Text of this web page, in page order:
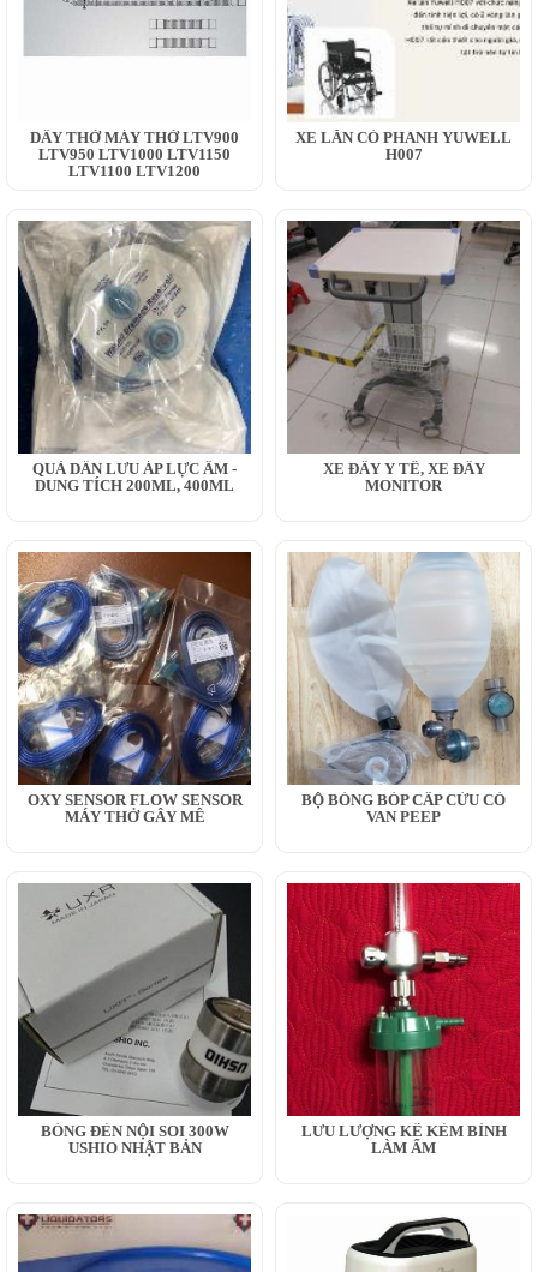
DÂY THỞ MÁY THỞ LTV900
LTV950 LTV1000 LTV1150
LTV1100 LTV1200
XE LĂN CÓ PHANH YUWELL
H007
QUẢ DẪN LƯU ÁP LỰC ÂM -
DUNG TÍCH 200ML, 400ML
XE ĐẨY Y TẾ, XE ĐẨY
MONITOR
OXY SENSOR FLOW SENSOR
MÁY THỞ GÂY MÊ
BỘ BÓNG BÓP CẤP CỨU CÓ
VAN PEEP
BÓNG ĐÈN NỘI SOI 300W
USHIO NHẬT BẢN
LƯU LƯỢNG KẾ KÈM BÌNH
LÀM ẨM